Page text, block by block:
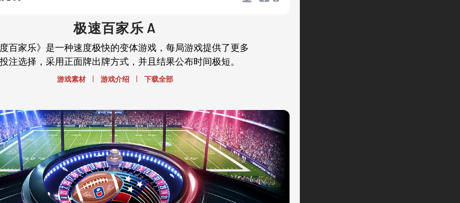
极速百家乐 A
百家乐》是一种速度极快的变体游戏，每局游戏提供了更多
注选择，采用正面牌出牌方式，并且结果公布时间极短。
游戏素材 | 游戏介绍 | 下载全部